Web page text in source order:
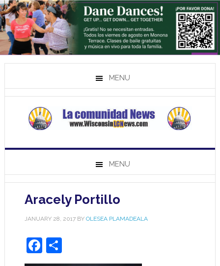
MENU
MENU
Aracely Portillo
JANUARY 28, 2017BY OLESEA PLAMADEALA
Facebook
Share